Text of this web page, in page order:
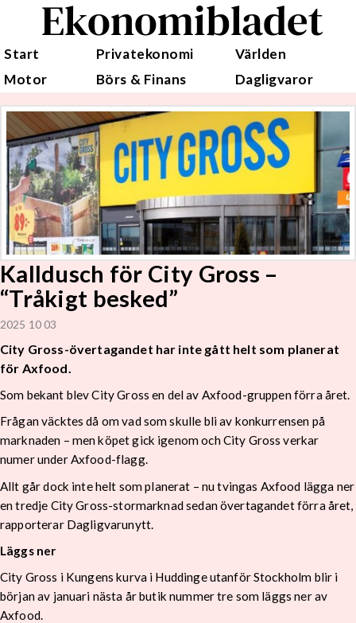
Ekonomibladet
Start Privatekonomi
Världen
Motor
Börs & Finans Dagligvaror
Kalldusch för City Gross –
“Tråkigt besked”
2025 10 03
City Gross-övertagandet har inte gått helt som planerat
för Axfood.
Som bekant blev City Gross en del av Axfood-gruppen förra året.
Frågan väcktes då om vad som skulle bli av konkurrensen på
marknaden – men köpet gick igenom och City Gross verkar
numer under Axfood-flagg.
Allt går dock inte helt som planerat – nu tvingas Axfood lägga ner
en tredje City Gross-stormarknad sedan övertagandet förra året,
rapporterar Dagligvarunytt.
Läggs ner
City Gross i Kungens kurva i Huddinge utanför Stockholm blir i
början av januari nästa år butik nummer tre som läggs ner av
Axfood.